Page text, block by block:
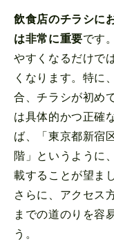
飲食店のチラシに
は非常に重要です
やすくなるだけで
くなります。特に
合、チラシが初め
は具体的かつ正確
ば、「東京都新宿
階」というように
載することが望ま
さらに、アクセス
までの道のりを容
う。